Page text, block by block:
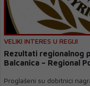
VELIKI INTERES U REGIJI
Rezultati regionalnog
Balcanica – Regional
Proglašeni su dobitnici